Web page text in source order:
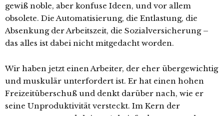
gewiß noble, aber konfuse Ideen, und vor allem
obsolete. Die Automatisierung, die Entlastung, die
Absenkung der Arbeitszeit, die Sozialversicherung –
das alles ist dabei nicht mitgedacht worden.
Wir haben jetzt einen Arbeiter, der eher übergewichtig
und muskulär unterfordert ist. Er hat einen hohen
Freizeitüberschuß und denkt darüber nach, wie er
seine Unproduktivität versteckt. Im Kern der